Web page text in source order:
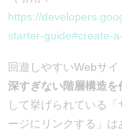
https://
starter-guide#create-
回遊しやすいWebサ
深すぎない階層構造を
して挙げられている
ージにリンクする」は